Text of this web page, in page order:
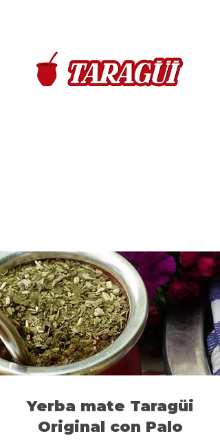
Yerba mate Taragüi
Original con Palo